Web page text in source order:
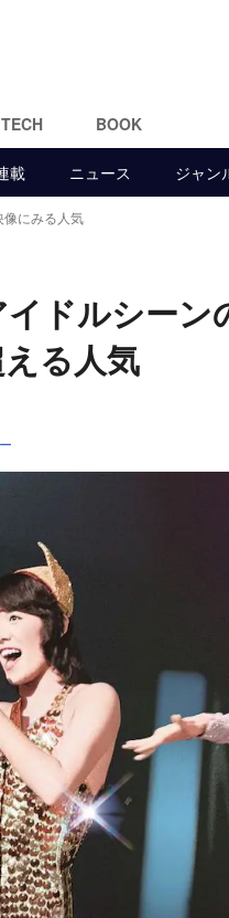
TECH BOOK
載 ニュース ジャン
像にみる人気
イドルシー
る人気